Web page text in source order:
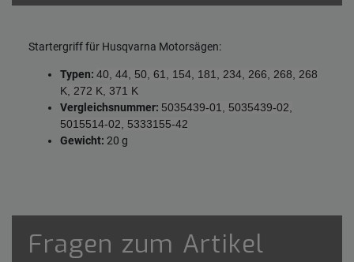
Startergriff für Husqvarna Motorsägen:
Typen: 40, 44, 50, 61, 154, 181, 234, 266, 268, 268
K, 272 K, 371 K
Vergleichsnummer: 5035439-01, 5035439-02,
5015514-02, 5333155-42
Gewicht: 20 g
Fragen zum Artikel